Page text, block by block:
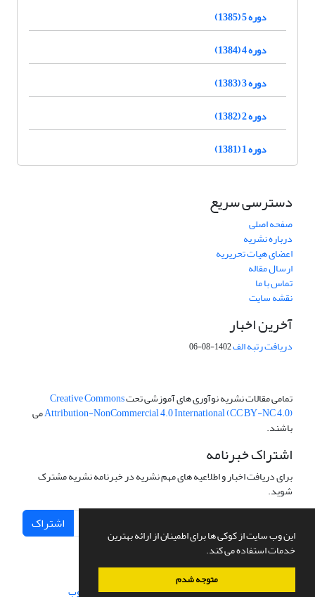
این وب سایت از کوکی ها برای اطمینان از ارائه بهترین
خدمات استفاده می کند.
متوجه شدم
دوره 5 (1385)
دوره 4 (1384)
دوره 3 (1383)
دوره 2 (1382)
دوره 1 (1381)
دسترسی سریع
صفحه اصلی
درباره نشریه
اعضای هیات تحریریه
ارسال مقاله
تماس با ما
نقشه سایت
آخرین اخبار
دریافت رتبه الف1402-08-06
تمامی مقالات نشریه نوآوری های آموزشی تحتCreative Commons
Attribution-NonCommercial 4.0 International (CC BY-NC 4.0)می
باشند.
اشتراک خبرنامه
برای دریافت اخبار و اطلاعیه های مهم نشریه در خبرنامه نشریه مشترک
شوید.
اشتراک
سامانه مدیریت نشریات علمی.طراحی و پیاده سازی از سیناوب